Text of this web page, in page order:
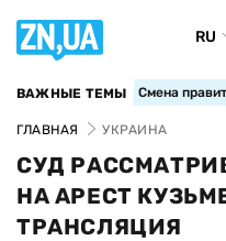
RU
ВАЖНЫЕ ТЕМЫ Смена
ГЛАВНАЯ УКРАИНА
СУД
НА АРЕСТ
ТРАНСЛЯЦИЯ